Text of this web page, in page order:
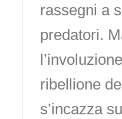
rassegni a
predatori.
ribellione
s’incazza